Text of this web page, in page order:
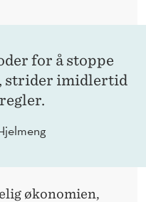
for å stoppe
strider imidlertid
økonomien,